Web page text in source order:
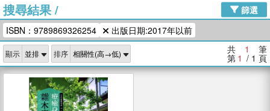
The Odyssey 、
父親節 、 如果歷史是一群喵 、 暑期
推薦 、 國際布克獎 臺灣漫遊錄
念華 、 台灣的李登輝時代 、 數學女
孩：黎曼猜想
偉大的迷走神經
搜尋結果/
篩選
ISBN：9789869326254
出版日期:2017年以前
顯示 排序 共 1 筆
第 1 / 1 頁